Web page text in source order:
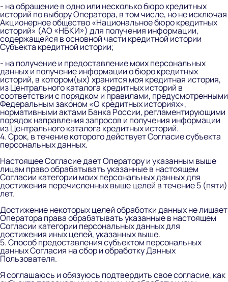
- на обращение в одно или несколько бюро кредитных
историй по выбору Оператора, в том числе, но не исключая
Акционерное общество «Национальное бюро кредитных
историй» (АО «НБКИ») для получения информации,
содержащейся в основной части кредитной истории
Субъекта кредитной истории;
- на получение и предоставление моих персональных
данных и получение информации о бюро кредитных
историй, в котором(ых) хранится моя кредитная история,
из Центрального каталога кредитных историй в
соответствии с порядком и правилами, предусмотренными
Федеральным законом «О кредитных историях»,
нормативными актами Банка России, регламентирующими
порядок направления запросов и получения информации
из Центрального каталога кредитных историй.
4. Срок, в течение которого действует Согласие субъекта
персональных данных.
Настоящее Согласие дает Оператору и указанным выше
лицам право обрабатывать указанные в настоящем
Согласии категории моих персональных данных для
достижения перечисленных выше целей в течение 5 (пяти)
лет.
Достижение некоторых целей обработки данных не лишает
Оператора права обрабатывать указанные в настоящем
Согласии категории персональных данных для
достижения иных целей, указанных выше.
5. Способ предоставления субъектом персональных
данных Согласия на сбор и обработку Данных
Пользователя.
Я соглашаюсь и обязуюсь подтвердить свое согласие, как